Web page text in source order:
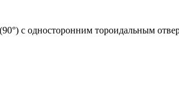
с односторонним тороидальным